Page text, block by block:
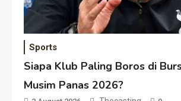
Sports
Siapa Klub Paling Boros di
Musim Panas 2026?